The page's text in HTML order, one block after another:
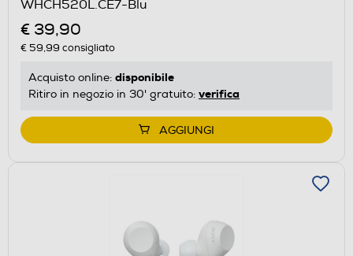
WHCH520L.CE7-Blu
€ 39,90
€ 59,99 consigliato
Acquisto online: disponibile
Ritiro in negozio in 30' gratuito: verifica
AGGIUNGI